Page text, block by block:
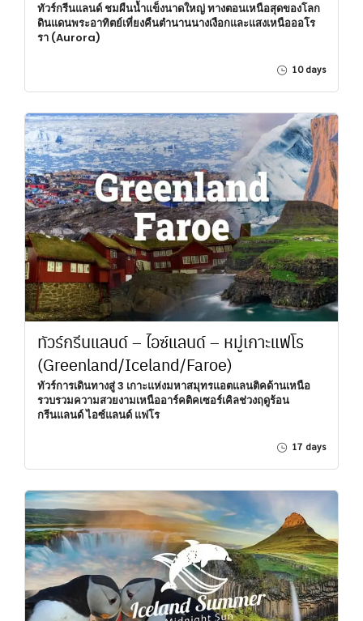
ทัวร์กรีนแลนด์ ชมผืนน้ำแข็งนาดใหญ่ ทางตอนเหนือสุดของโลก
ดินแดนพระอาทิตย์เที่ยงคืนตำนานนางเงือกและแสงเหนือออโร
รา (Aurora)
10 days
ทัวร์กรีนแลนด์ – ไอซ์แลนด์ – หมู่เกาะแฟโร
(Greenland/Iceland/Faroe)
ทัวร์การเดินทางสู่ 3 เกาะแห่งมหาสมุทรแอตแลนติคด้านเหนือ
รวบรวมความสวยงามเหนืออาร์คติคเซอร์เคิลช่วงฤดูร้อน
กรีนแลนด์ ไอซ์แลนด์ แฟโร
17 days